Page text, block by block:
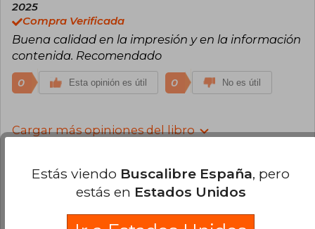
2025
Compra Verificada
Buena calidad en la impresión y en la información
contenida. Recomendado
0 Esta opinión es útil 0 No es útil
Cargar más opiniones del libro
agregar tu propia evaluación.
Estás viendo Buscalibre España, pero
estás en Estados Unidos